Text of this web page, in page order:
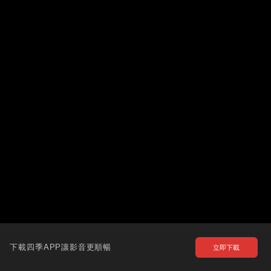
下載四季APP讓影音更順暢 立即下載